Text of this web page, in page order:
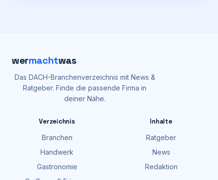
wermachtwas
Das DACH-Branchenverzeichnis mit News &
Ratgeber. Finde die passende Firma in
deiner Nähe.
Verzeichnis
Branchen
Handwerk
Gastronomie
Inhalte
Ratgeber
News
Redaktion